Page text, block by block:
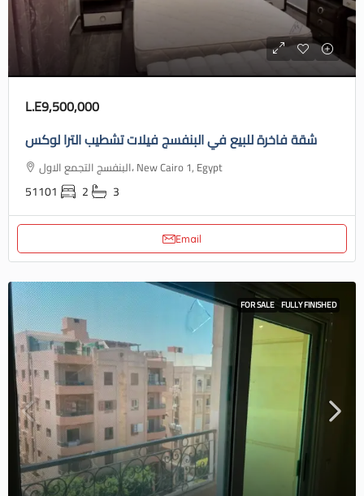
L.E9,500,000
شقة فاخرة للبيع في البنفسج فيلات تشطيب الترا لوكس
البنفسج التجمع الاول، New Cairo 1, Egypt
51101 2 3
Email
FOR SALE FULLY FINISHED